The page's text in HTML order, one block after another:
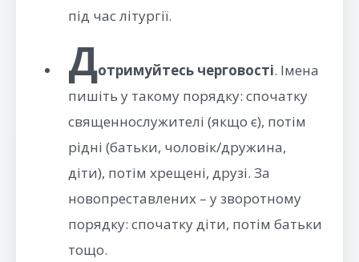
під час літургії.
Дотримуйтесь черговості. Імена
пишіть у такому порядку: спочатку
священнослужителі (якщо є), потім
рідні (батьки, чоловік/дружина,
діти), потім хрещені, друзі. За
новопреставлених – у зворотному
порядку: спочатку діти, потім батьки
тощо.